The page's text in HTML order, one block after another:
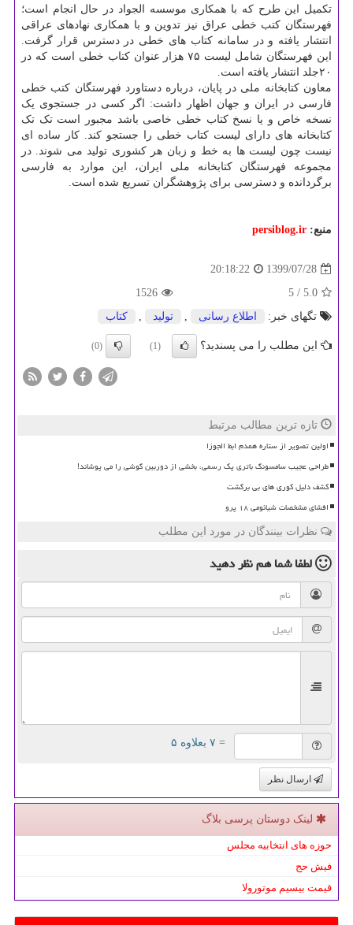
تکمیل این طرح که با همکاری موسسه الجواد در حال انجام است؛
فهرستگان کتب خطی عراق نیز تدوین و با همکاری نهادهای عراقی
انتشار یافته و در سامانه کتاب های خطی در دسترس قرار گرفت.
این فهرستگان شامل لیست ۷۵ هزار عنوان کتاب خطی است که در
۲۰جلد انتشار یافته است.
معاون کتابخانه ملی در پایان، درباره دستاورد فهرستگان کتب خطی
فارسی در ایران و جهان اظهار داشت: اگر کسی در جستجوی یک
نسخه خاص و یا نسخ کتاب خطی خاصی باشد مجبور است تک تک
کتابخانه های دارای لیست کتاب خطی را جستجو کند. کار ساده ای
نیست چون لیست ها به خط و زبان هر کشوری تولید می شوند. در
مجموعه فهرستگان کتابخانه ملی ایران، این موارد به فارسی
برگردانده و دسترسی برای پژوهشگران تسریع شده است.
منبع: persiblog.ir
1399/07/28
20:18:22
5.0
/ 5
1526
تگهای خبر:
اطلاع رسانی , تولید , كتاب
این مطلب را می پسندید؟ (1)
(0)
تازه ترین مطالب مرتبط
اولین تصویر از ستاره همدم ابط الجوزا
طراحی عجیب سامسونگ باتری پک رسمی، بخشی از دوربین گوشی را می پوشاند!
کشف دلیل کوری های بی برگشت
افشای مشخصات شیائومی ۱۸ پرو
نظرات بینندگان در مورد این مطلب
لطفا شما همنظر دهید
= ۷ بعلاوه ۵
ارسال نظر
لینک دوستان پرسی بلاگ
حوزه های انتخابیه مجلس
فیش حج
قیمت بیسیم موتورولا